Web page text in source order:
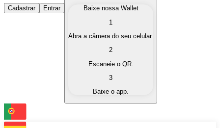
Comprar Criptomoedas
Compre as criptomoedas de seu interesse de forma
Converta suas criptomoedas em moeda fiduciária
Troque uma criptomoeda por outra
Cadastrar Entrar
Baixe nossa Wallet
1
Abra a câmera do seu celular.
2
Escaneie o QR.
3
Baixe o app.